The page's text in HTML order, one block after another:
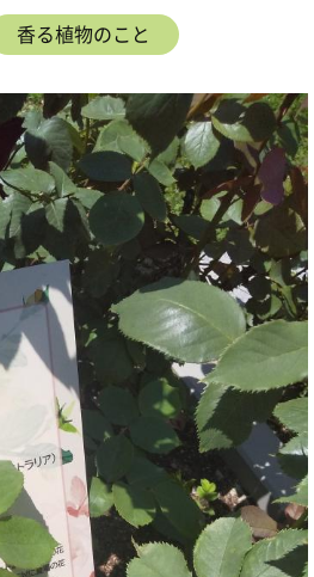
香る植物のこと